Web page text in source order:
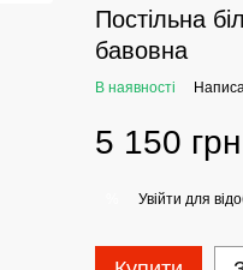
Постільна
бавовна
В наявності
5 150 грн
Увійти для